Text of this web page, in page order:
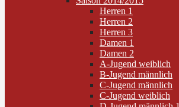
Herren 1
Herren 2
Herren 3
Damen 1
Damen 2
A-Jugend weiblich
B-Jugend männlich
C-Jugend männlich
C-Jugend weiblich